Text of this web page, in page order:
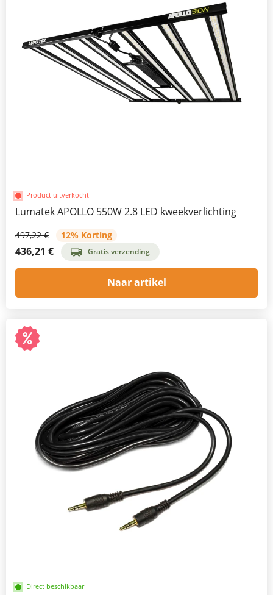
Product uitverkocht
Lumatek APOLLO 550W 2.8 LED kweekverlichting
497,22 € 12% Korting
436,21 € Gratis verzending
Naar artikel
Direct beschikbaar